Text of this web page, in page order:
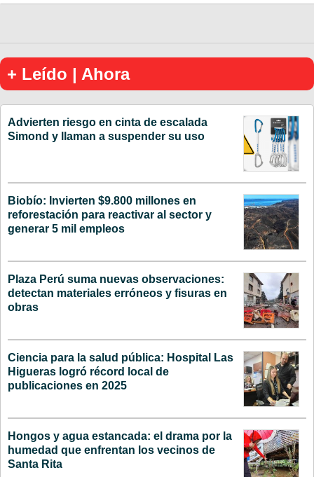
+ Leído | Ahora
Advierten riesgo en cinta de escalada
Simond y llaman a suspender su uso
Biobío: Invierten $9.800 millones en
reforestación para reactivar al sector y
generar 5 mil empleos
Plaza Perú suma nuevas observaciones:
detectan materiales erróneos y fisuras en
obras
Ciencia para la salud pública: Hospital Las
Higueras logró récord local de
publicaciones en 2025
Hongos y agua estancada: el drama por la
humedad que enfrentan los vecinos de
Santa Rita